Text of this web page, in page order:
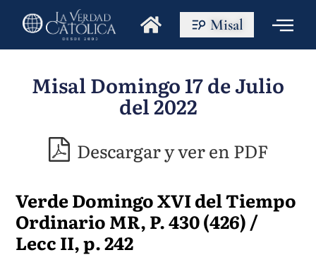
Misal
Misal Domingo 17 de Julio
del 2022
Descargar y ver en PDF
Verde Domingo XVI del Tiempo
Ordinario MR, P. 430 (426) /
Lecc II, p. 242